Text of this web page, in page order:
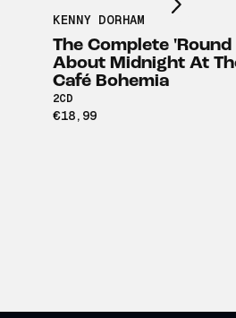
KENNY DORHAM
The Complete 'Round
About Midnight At
Café Bohemia
2CD
€18,99